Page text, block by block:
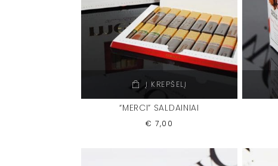
Į KREPŠELĮ
“MERCI” SALDAINIAI
€ 7,00